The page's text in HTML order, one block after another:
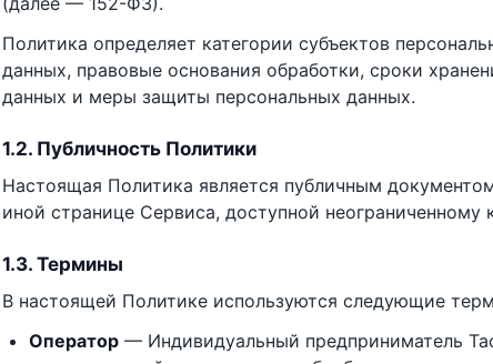
Политика определяет категории субъектов
данных, правовые основания обработки, сроки
данных и меры защиты персональных данных.
1.2. Публичность Политики
Настоящая Политика является публичным
иной странице Сервиса, доступной неограниченному
1.3. Термины
В настоящей Политике используются следующие
Оператор — Индивидуальный предприниматель